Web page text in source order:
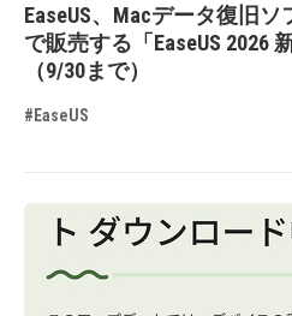
EaseUS、Macデータ復旧
で販売する「EaseUS 2026
（9/30まで）
#EaseUS